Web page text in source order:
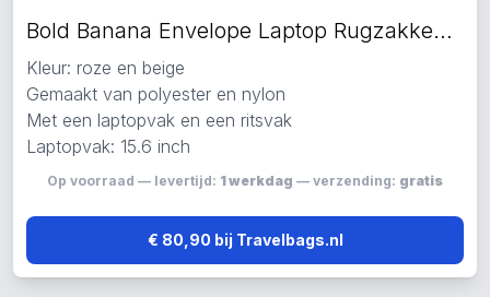
Bold Banana Envelope Laptop Rugzakken roze
Kleur: roze en beige
Gemaakt van polyester en nylon
Met een laptopvak en een ritsvak
Laptopvak: 15.6 inch
Op voorraad — levertijd: 1 werkdag — verzending: gratis
€ 80,90 bij Travelbags.nl